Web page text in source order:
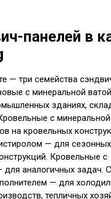
панелей в
— три семейства
с минеральной ватой
зданиях,
с
на кровельных
— для
Кровельные с
аналогичных задач.
— для
тепличных